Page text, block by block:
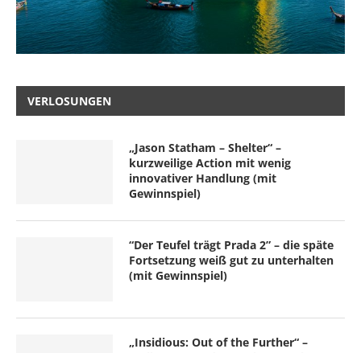
VERLOSUNGEN
„Jason Statham – Shelter“ –
kurzweilige Action mit wenig
innovativer Handlung (mit
Gewinnspiel)
“Der Teufel trägt Prada 2” – die späte
Fortsetzung weiß gut zu unterhalten
(mit Gewinnspiel)
„Insidious: Out of the Further“ –